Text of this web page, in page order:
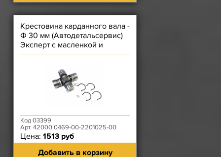
Крестовина карданного вала -
Ф 30 мм (Автодетальсервис)
Эксперт с масленкой и
стопорными кольцами
Код 03399
Арт. 42000.0469-00-2201025-00
Цена: 1513 руб
Добавить в корзину